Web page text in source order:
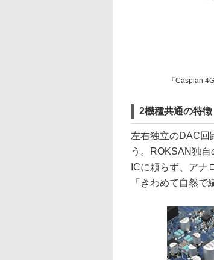
「Caspian
2機種共通の特徴
左右独立のDAC回
う。ROKSAN独
ICに頼らず、アナ
「きわめて自然で